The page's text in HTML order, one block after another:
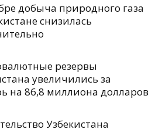
добыча природного газа
снизилась
резервы
увеличились за
на 86,8 миллиона долларов
Узбекистана